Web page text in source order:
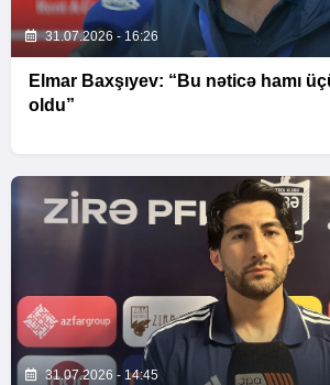
31.07.2026 - 16:26
Elmar Baxşıyev: “Bu nəticə hamı
oldu”
31.07.2026 - 14:45